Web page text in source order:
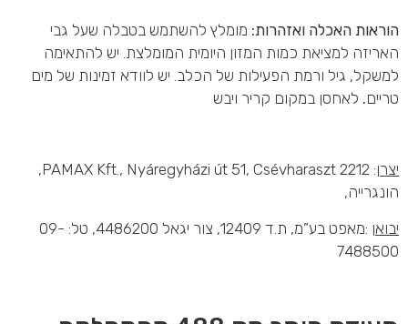
הוראות האכלה ואזהרות: מומלץ להשתמש בטבלה שעל גבי
האריזה למציאת כמות המזון היומית המומלצת. יש להתאימה
למשקל, גיל ורמת הפעילות של הכלב. יש לוודא זמינות של מים
טריים. לאחסן במקום קריר ויבש
יצרן
: PAMAX Kft., Nyáregyházi út 51, Csévharaszt 2212,
הונגרייה,
יבואן
:מאפט בע”מ, ת.ד 12409, צור יגאל 4486200, טל: 09-
7488500